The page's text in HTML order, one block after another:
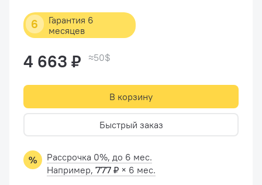
6
Гарантия 6
месяцев
4 663 ₽ ≈50$
В корзину
Быстрый заказ
Рассрочка 0%, до 6 мес.
Например, 777 ₽ × 6 мес.